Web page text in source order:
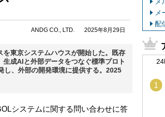
ANDG CO., LTD. 2025年8月29日
東京システムハウスが開始した。既存
成AIと外部データをつなぐ標準プロト
、外部の開発環境に提供する。2025
システムに関する問い合わせに答
メ
配
1